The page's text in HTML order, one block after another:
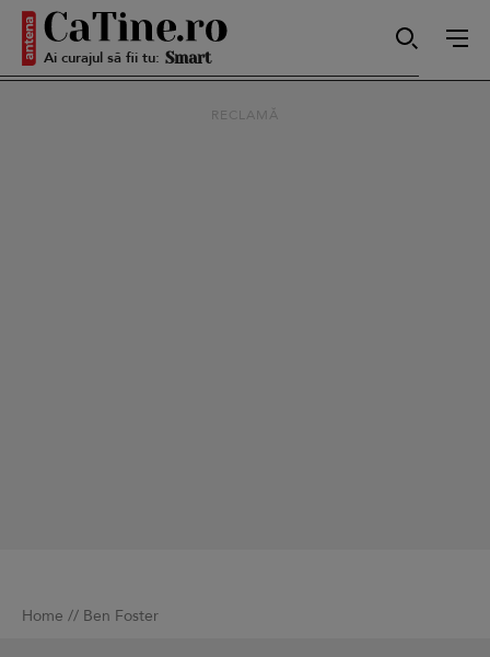
Ai curajul să fii tu: Smart
RECLAMĂ
Home // Ben Foster